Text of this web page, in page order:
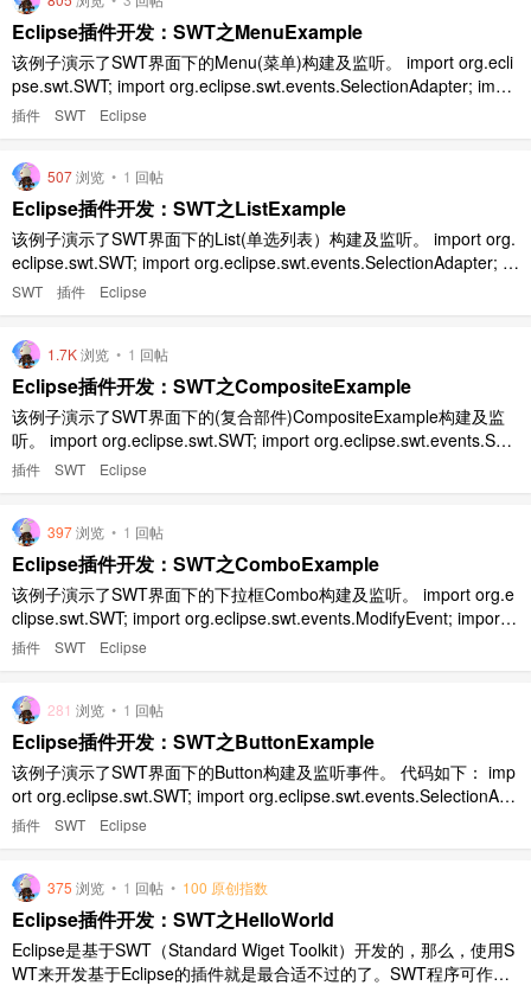
Eclipse插件开发：SWT之MenuExample
该例子演示了SWT界面下的Menu(菜单)构建及监听。 import org.ecli
pse.swt.SWT; import org.eclipse.swt.events.SelectionAdapter; impo
rt org.eclipse.swt.events.SelectionEvent; import org ..
插件 SWT Eclipse
507浏览 • 1 回帖
Eclipse插件开发：SWT之ListExample
该例子演示了SWT界面下的List(单选列表）构建及监听。 import org.
eclipse.swt.SWT; import org.eclipse.swt.events.SelectionAdapter; i
mport org.eclipse.swt.events.SelectionEvent; import o ..
SWT 插件 Eclipse
1.7K浏览 • 1 回帖
Eclipse插件开发：SWT之CompositeExample
该例子演示了SWT界面下的(复合部件)CompositeExample构建及监
听。 import org.eclipse.swt.SWT; import org.eclipse.swt.events.Sele
ctionAdapter; import org.eclipse.swt.events.SelectionEve ..
插件 SWT Eclipse
397浏览 • 1 回帖
Eclipse插件开发：SWT之ComboExample
该例子演示了SWT界面下的下拉框Combo构建及监听。 import org.e
clipse.swt.SWT; import org.eclipse.swt.events.ModifyEvent; import o
rg.eclipse.swt.events.ModifyListener; import org.ecli ..
插件 SWT Eclipse
281 浏览 • 1 回帖
Eclipse插件开发：SWT之ButtonExample
该例子演示了SWT界面下的Button构建及监听事件。 代码如下： imp
ort org.eclipse.swt.SWT; import org.eclipse.swt.events.SelectionAda
pter; import org.eclipse.swt.events.SelectionEvent; impo ..
插件 SWT Eclipse
375 浏览 • 1 回帖 • 100 原创指数
Eclipse插件开发：SWT之HelloWorld
Eclipse是基于SWT（Standard Wiget Toolkit）开发的，那么，使用S
WT来开发基于Eclipse的插件就是最合适不过的了。SWT程序可作为